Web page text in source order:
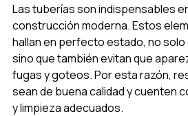
Las tuberías son indispensables
construcción moderna. Estos
hallan en perfecto estado, no solo
sino que también evitan que
fugas y goteos. Por esta razón,
sean de buena calidad y cuenten
y limpieza adecuados.